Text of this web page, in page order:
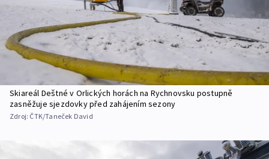
Skiareál Deštné v Orlických horách na Rychnovsku postupně
zasněžuje sjezdovky před zahájením sezony
Zdroj: ČTK/Taneček David